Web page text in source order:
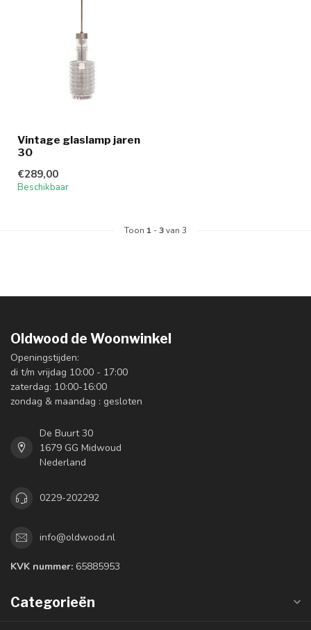
Vintage glaslamp jaren
30
€289,00
Beschikbaar
Toon 1 -3van 3
Oldwood de Woonwinkel
Openingstijden:
di t/m vrijdag 10:00 - 17:00
zaterdag: 10:00-16:00
zondag & maandag : gesloten
De Buurt 30
1679 GG Midwoud
Nederland
0229-202292
info@oldwood.nl
KVK nummer: 65885953
Categorieën